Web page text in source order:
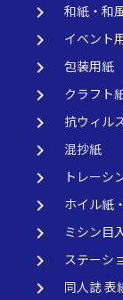
keyboard_arrow_right 和紙・和
keyboard_arrow_right イベント
keyboard_arrow_right 包装用紙
keyboard_arrow_right クラフト
keyboard_arrow_right 抗ウィル
keyboard_arrow_right 混抄紙
keyboard_arrow_right トレーシ
keyboard_arrow_right ホイル紙
keyboard_arrow_right ミシン目
keyboard_arrow_right ステーシ
keyboard_arrow_right 同人誌 表